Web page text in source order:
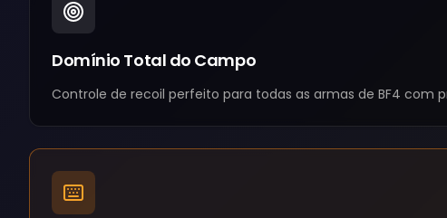
Domínio Total do Campo
Controle de recoil perfeito para todas as armas de BF4 com